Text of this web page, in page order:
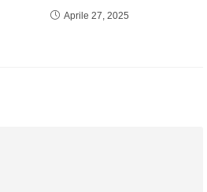
Aprile 27, 2025